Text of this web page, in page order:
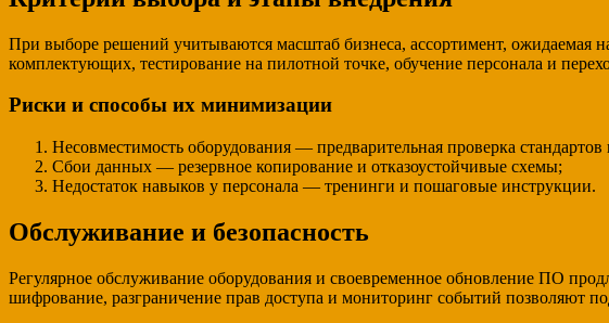
При выборе решений учитываются масштаб бизнеса, ассортимент, ожидаемая
комплектующих, тестирование на пилотной точке, обучение персонала и
Риски и способы их минимизации
Несовместимость оборудования — предварительная проверка стандартов
Сбои данных — резервное копирование и отказоустойчивые схемы;
Недостаток навыков у персонала — тренинги и пошаговые инструкции.
Обслуживание и безопасность
Регулярное обслуживание оборудования и своевременное обновление ПО
шифрование, разграничение прав доступа и мониторинг событий позволяют